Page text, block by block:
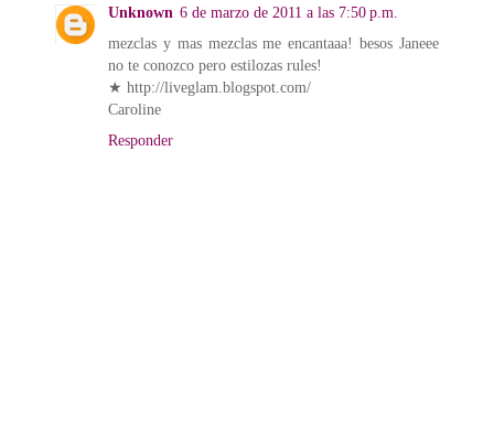
Unknown 6 de marzo de 2011 a las 7:50 p.m.
mezclas y mas mezclas me encantaaa! besos Janeee
no te conozco pero estilozas rules!
★ http://liveglam.blogspot.com/
Caroline
Responder